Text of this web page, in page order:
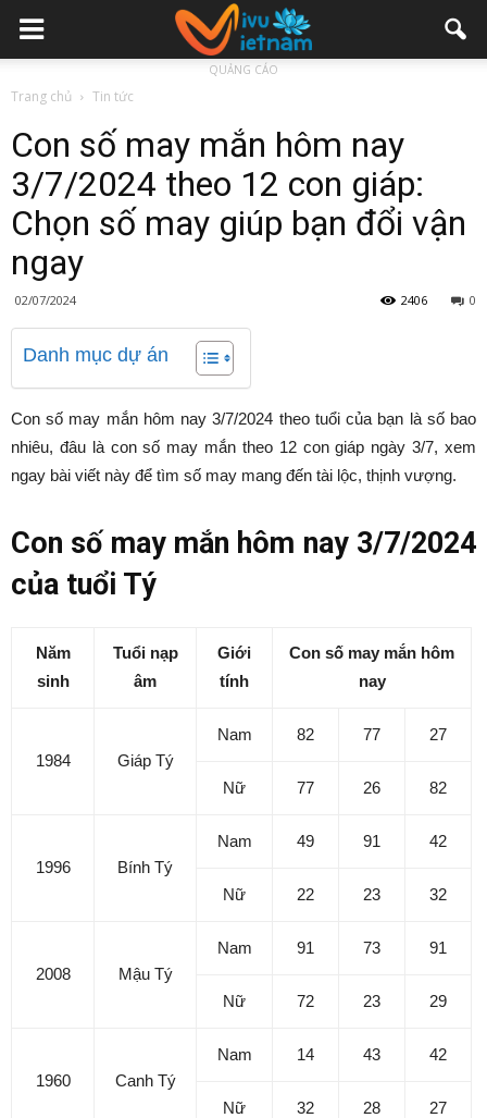
QUẢNG CÁO
Trang chủ Tin tức
Con số may mắn hôm nay
3/7/2024 theo 12 con giáp:
Chọn số may giúp bạn đổi vận
ngay
02/07/2024 0
2406
Danh mục dự án
Con số may mắn hôm nay 3/7/2024 theo tuổi của bạn là số bao
nhiêu, đâu là con số may mắn theo 12 con giáp ngày 3/7, xem
ngay bài viết này để tìm số may mang đến tài lộc, thịnh vượng.
Con số may mắn hôm nay 3/7/2024
của tuổi Tý
Năm
sinh
Tuổi nạp
âm
Giới
tính
Con số may mắn hôm
nay
1984 Giáp Tý
Nam 82 77 27
Nữ 77 26 82
1996 Bính Tý
Nam 49 91 42
Nữ 22 23 32
2008 Mậu Tý
Nam 91 73 91
Nữ 72 23 29
1960 Canh Tý
Nam 14 43 42
Nữ 32 28 27